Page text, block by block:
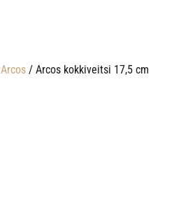
Arcos / Arcos kokkiveitsi 17,5 cm